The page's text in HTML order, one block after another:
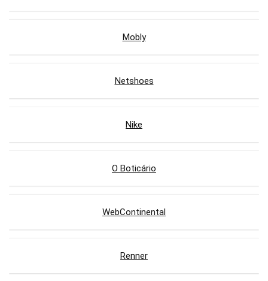
Mobly
Netshoes
Nike
O Boticário
WebContinental
Renner